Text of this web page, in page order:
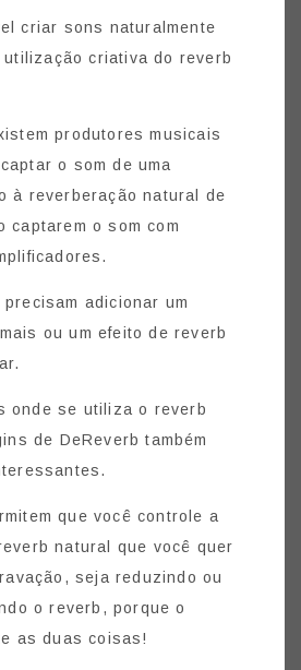
criar sons naturalmente
criativa do reverb
produtores musicais
o som de uma
à reverberação natural de
captarem o som com
adicionar um
ou um efeito de reverb
onde se utiliza o reverb
de DeReverb também
que você controle a
natural que você quer
seja reduzindo ou
o reverb, porque o
as duas coisas!